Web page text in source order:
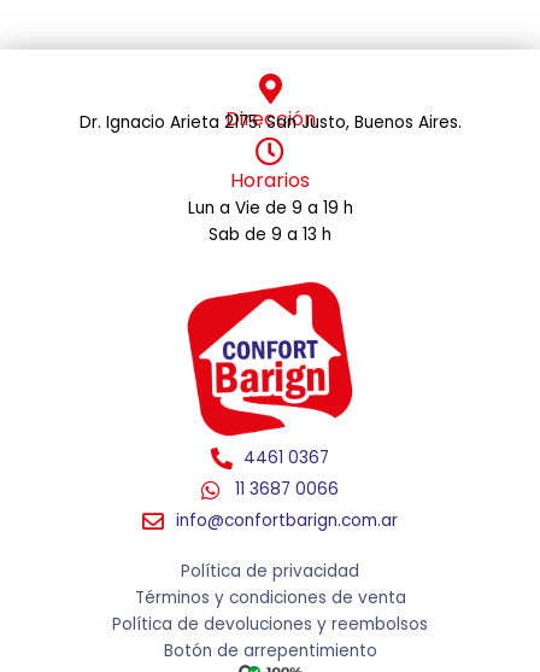
Dirección
Dr. Ignacio Arieta 2175. San Justo, Buenos Aires.
Horarios
Lun a Vie de 9 a 19 h
Sab de 9 a 13 h
4461 0367
11 3687 0066
info@confortbarign.com.ar
Política de privacidad
Términos y condiciones de venta
Política de devoluciones y reembolsos
Botón de arrepentimiento